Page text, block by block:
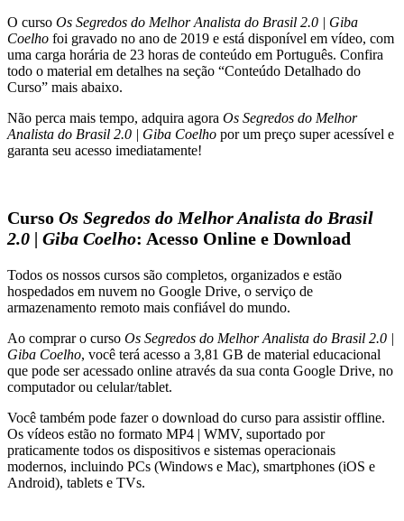
O curso Os Segredos do Melhor Analista do Brasil 2.0 | Giba
Coelho foi gravado no ano de 2019 e está disponível em vídeo, com
uma carga horária de 23 horas de conteúdo em Português. Confira
todo o material em detalhes na seção “Conteúdo Detalhado do
Curso” mais abaixo.
Não perca mais tempo, adquira agora Os Segredos do Melhor
Analista do Brasil 2.0 | Giba Coelho por um preço super acessível e
garanta seu acesso imediatamente!
Curso Os Segredos do Melhor Analista do Brasil
2.0 | Giba Coelho: Acesso Online e Download
Todos os nossos cursos são completos, organizados e estão
hospedados em nuvem no Google Drive, o serviço de
armazenamento remoto mais confiável do mundo.
Ao comprar o curso Os Segredos do Melhor Analista do Brasil 2.0 |
Giba Coelho, você terá acesso a 3,81 GB de material educacional
que pode ser acessado online através da sua conta Google Drive, no
computador ou celular/tablet.
Você também pode fazer o download do curso para assistir offline.
Os vídeos estão no formato MP4 | WMV, suportado por
praticamente todos os dispositivos e sistemas operacionais
modernos, incluindo PCs (Windows e Mac), smartphones (iOS e
Android), tablets e TVs.